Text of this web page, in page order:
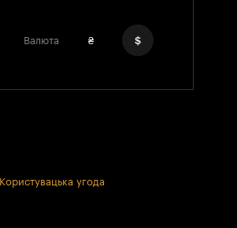
Валюта ₴ $
Користувацька угода